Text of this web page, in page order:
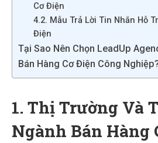
Cơ Điện
4.2. Mẫu Trả Lời Tin Nhắn Hỗ
Điện
Tại Sao Nên Chọn LeadUp
Bán Hàng Cơ Điện Công
1. Thị Trường Và
Ngành Bán Hàng